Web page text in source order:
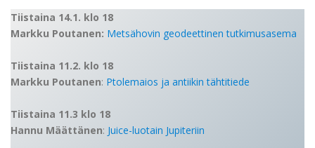
Tiistaina 14.1. klo 18
Markku Poutanen: Metsähovin geodeettinen tutkimusasema
Tiistaina 11.2. klo 18
Markku Poutanen: Ptolemaios ja antiikin tähtitiede
Tiistaina 11.3 klo 18
Hannu Määttänen: Juice-luotain Jupiteriin